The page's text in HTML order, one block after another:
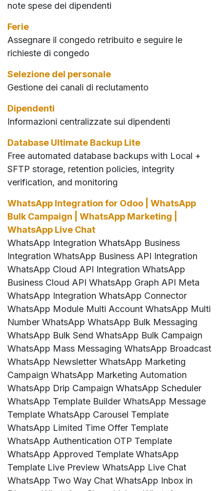
note spese dei dipendenti
Ferie
Assegnare il congedo retribuito e seguire le
richieste di congedo
Selezione del personale
Gestione dei canali di reclutamento
Dipendenti
Informazioni centralizzate sui dipendenti
Database Ultimate Backup Lite
Free automated database backups with Local +
SFTP storage, retention policies, integrity
verification, and monitoring
WhatsApp Integration for Odoo | WhatsApp
Bulk Campaign | WhatsApp Marketing |
WhatsApp Live Chat
WhatsApp Integration WhatsApp Business
Integration WhatsApp Business API Integration
WhatsApp Cloud API Integration WhatsApp
Business Cloud API WhatsApp Graph API Meta
WhatsApp Integration WhatsApp Connector
WhatsApp Module Multi Account WhatsApp Multi
Number WhatsApp WhatsApp Bulk Messaging
WhatsApp Bulk Send WhatsApp Bulk Campaign
WhatsApp Mass Messaging WhatsApp Broadcast
WhatsApp Newsletter WhatsApp Marketing
Campaign WhatsApp Marketing Automation
WhatsApp Drip Campaign WhatsApp Scheduler
WhatsApp Template Builder WhatsApp Message
Template WhatsApp Carousel Template
WhatsApp Limited Time Offer Template
WhatsApp Authentication OTP Template
WhatsApp Approved Template WhatsApp
Template Live Preview WhatsApp Live Chat
WhatsApp Two Way Chat WhatsApp Inbox in